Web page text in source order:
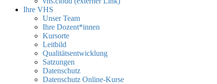
Ihre VHS
Unser Team
Ihre Dozent*innen
Kursorte
Leitbild
Qualitätsentwicklung
Satzungen
Datenschutz
Datenschutz Online-Kurse